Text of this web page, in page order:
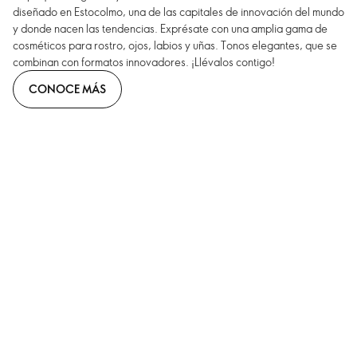
diseñado en Estocolmo, una de las capitales de innovación del mundo
y donde nacen las tendencias. Exprésate con una amplia gama de
cosméticos para rostro, ojos, labios y uñas. Tonos elegantes, que se
combinan con formatos innovadores. ¡Llévalos contigo!
CONOCE MÁS